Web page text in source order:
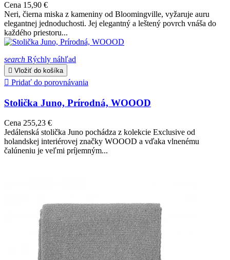
Cena 15,90 €
Neri, čierna miska z kameniny od Bloomingville, vyžaruje auru
elegantnej jednoduchosti. Jej elegantný a leštený povrch vnáša do
každého priestoru...
search Rýchly náhľad
 Vložiť do košíka
 Pridať do porovnávania
Stolička Juno, Prírodná, WOOOD
Cena 255,23 €
Jedálenská stolička Juno pochádza z kolekcie Exclusive od
holandskej interiérovej značky WOOOD a vďaka vlnenému
čalúneniu je veľmi príjemným...